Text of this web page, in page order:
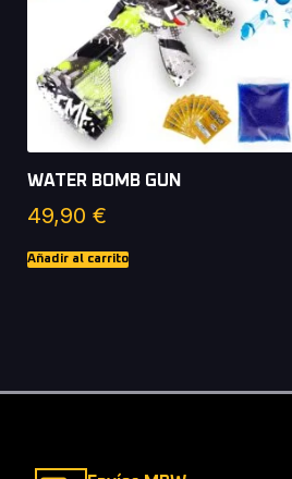
WATER BOMB GUN
49,90 €
Añadir al carrito